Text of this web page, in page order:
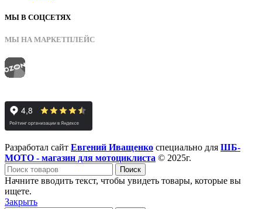
МЫ В СОЦСЕТЯХ
МЫ НА МАРКЕТПЛЕЙС
Разработал сайт Евгений Иващенко специально для ШБ-
МОТО - магазин для мотоциклиста © 2025г.
Поиск
Начните вводить текст, чтобы увидеть товары, которые вы
ищете.
Закрыть